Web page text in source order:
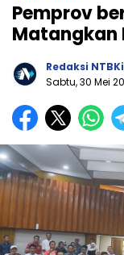
Pemprov
Matangkan
Redaksi
Sabtu, 30 Mei